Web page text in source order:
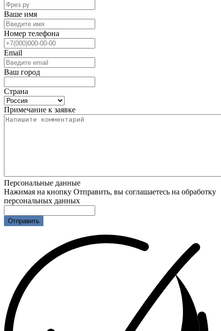
Ваше имя
Номер телефона
Email
Ваш город
Страна
Примечание к заявке
Персональные данные
Нажимая на кнопку Отправить, вы соглашаетесь на обработку
персональных данных
Отправить